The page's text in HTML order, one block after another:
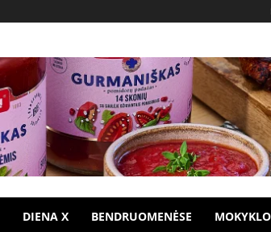
DIENA X BENDRUOMENĖSE